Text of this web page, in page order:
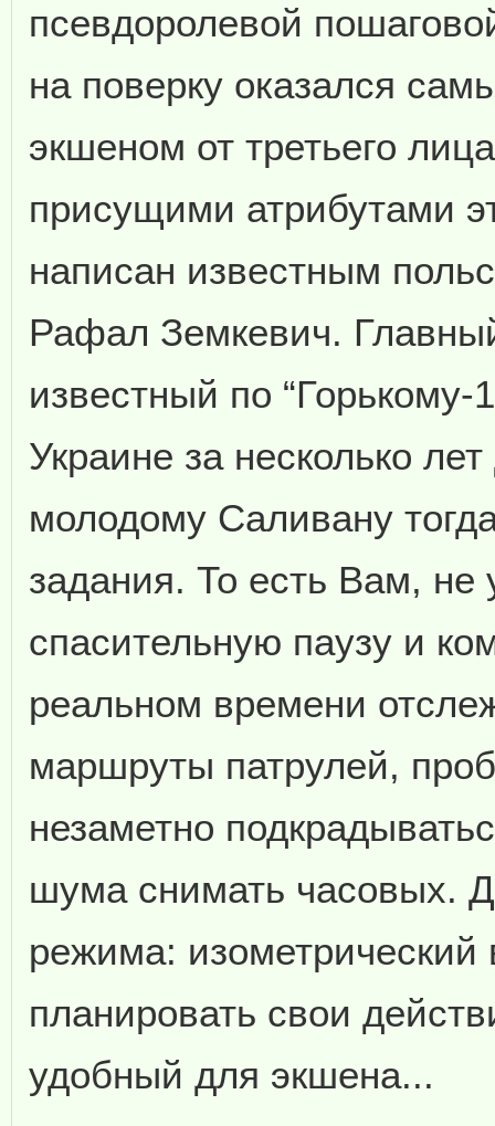
псевдоролевой
на поверку оказался
экшеном от третьего
присущими атрибутами
написан известным
Рафал Земкевич.
известный по
Украине за несколько
молодому Саливану
задания. То есть Вам,
спасительную паузу и
реальном времени
маршруты патрулей,
незаметно
шума снимать часовых.
режима:
планировать свои
удобный для экшена...